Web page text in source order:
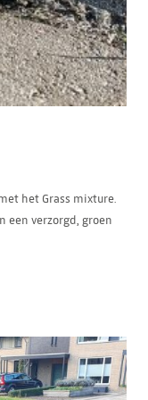
het Grass mixture.
een verzorgd, groen